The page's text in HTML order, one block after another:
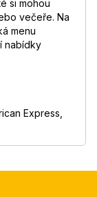
si mohou
večeře. Na
menu
nabídky
Express,